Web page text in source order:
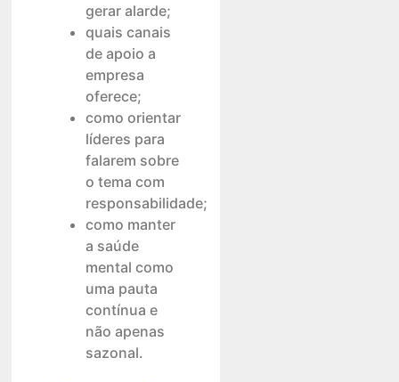
gerar alarde;
quais canais
de apoio a
empresa
oferece;
como orientar
líderes para
falarem sobre
o tema com
responsabilidade;
como manter
a saúde
mental como
uma pauta
contínua e
não apenas
sazonal.